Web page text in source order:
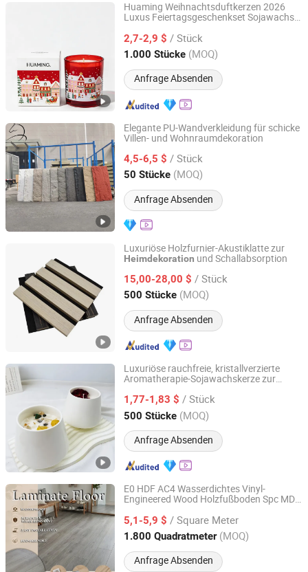
Huaming Weihnachtsduftkerzen 2026
Luxus Feiertagsgeschenkset Sojawachs
Glaskerze Wohnkultur Kerze Großhandel
Duftkerze
2,7-2,9 $ / Stück
1.000 Stücke (MOQ)
Anfrage Absenden
Hebei Huaming Laye Limited Company
Hebei, China Seit 2018
Elegante PU-Wandverkleidung für schicke
Villen- und Wohnraumdekoration
4,5-6,5 $ / Stück
50 Stücke (MOQ)
Anfrage Absenden
Changzhou Zongchi Decoration Engineering Co., Ltd.
Jiangsu, China Seit 2026
Luxuriöse Holzfurnier-Akustiklatte zur
Heimdekoration und Schallabsorption
15,00-28,00 $ / Stück
500 Stücke (MOQ)
Anfrage Absenden
Tianhan Technology (Wuxi) Co., Ltd.
Jiangsu, China Seit 2025
Luxuriöse rauchfreie, kristallverzierte
Aromatherapie-Sojawachskerze zur
1,77-1,83 $ / Stück
500 Stücke (MOQ)
Anfrage Absenden
Shandong Lechao Biotechnology Co., Ltd.
Shandong, China Seit 2026
E0 HDF AC4 Wasserdichtes Vinyl-
Engineered Wood Holzfußboden Spc MDF
Wohnraumgestaltung mit CE, SGS,
ISO9001
5,1-5,9 $ / Square Meter
1.800 Quadratmeter (MOQ)
Anfrage Absenden
Changzhou Richwood Decorative Material Co., Ltd.
Jiangsu, China Seit 2016